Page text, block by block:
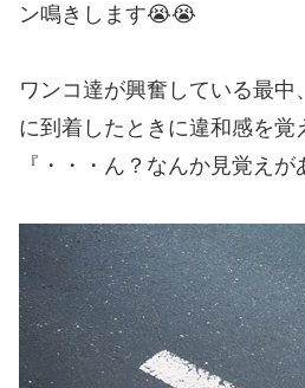
ン鳴きします😭😭
ワンコ達が興奮している最
に到着したときに違和感を覚
『・・・ん？なんか見覚えが